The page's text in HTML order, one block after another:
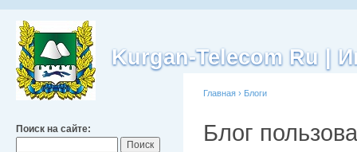
Kurgan-Telecom Ru |
Поиск на сайте:
Главная › Блоги
Блог